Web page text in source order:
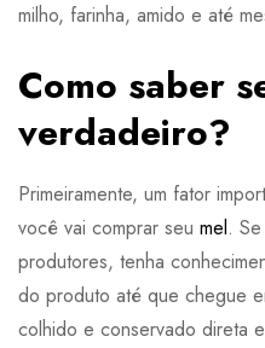
milho, farinha, amido e até
Como saber
verdadeiro?
Primeiramente, um fator
você vai comprar seu mel.
produtores, tenha
do produto até que chegue
colhido e conservado direta